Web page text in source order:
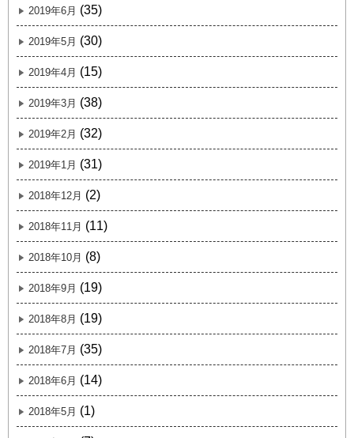
2019年6月 (35)
2019年5月 (30)
2019年4月 (15)
2019年3月 (38)
2019年2月 (32)
2019年1月 (31)
2018年12月 (2)
2018年11月 (11)
2018年10月 (8)
2018年9月 (19)
2018年8月 (19)
2018年7月 (35)
2018年6月 (14)
2018年5月 (1)